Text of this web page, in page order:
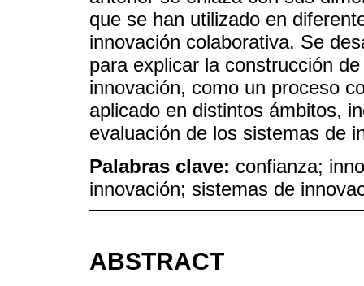
que se han utilizado en
innovación colaborativa. Se
para explicar la construcción
innovación, como un proceso
aplicado en distintos ámbitos,
evaluación de los sistemas de
Palabras clave: confianza;
innovación; sistemas de
ABSTRACT